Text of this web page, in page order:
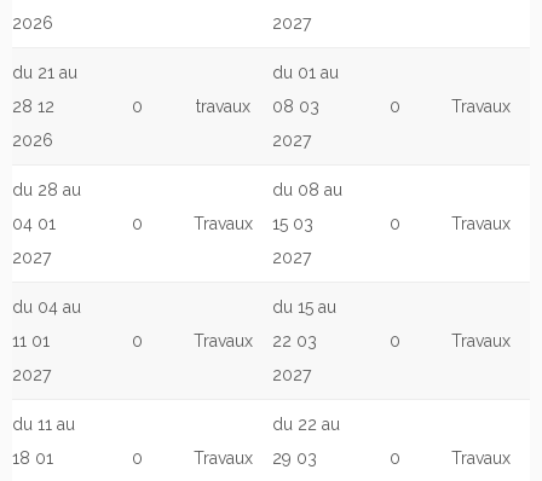
2026
2027
du 21 au
28 12
2026
0 travaux
du 01 au
08 03
2027
0 Travaux
du 28 au
04 01
2027
0 Travaux
du 08 au
15 03
2027
0 Travaux
du 04 au
11 01
2027
0 Travaux
du 15 au
22 03
2027
0 Travaux
du 11 au
18 01
0 Travaux
du 22 au
29 03
0 Travaux